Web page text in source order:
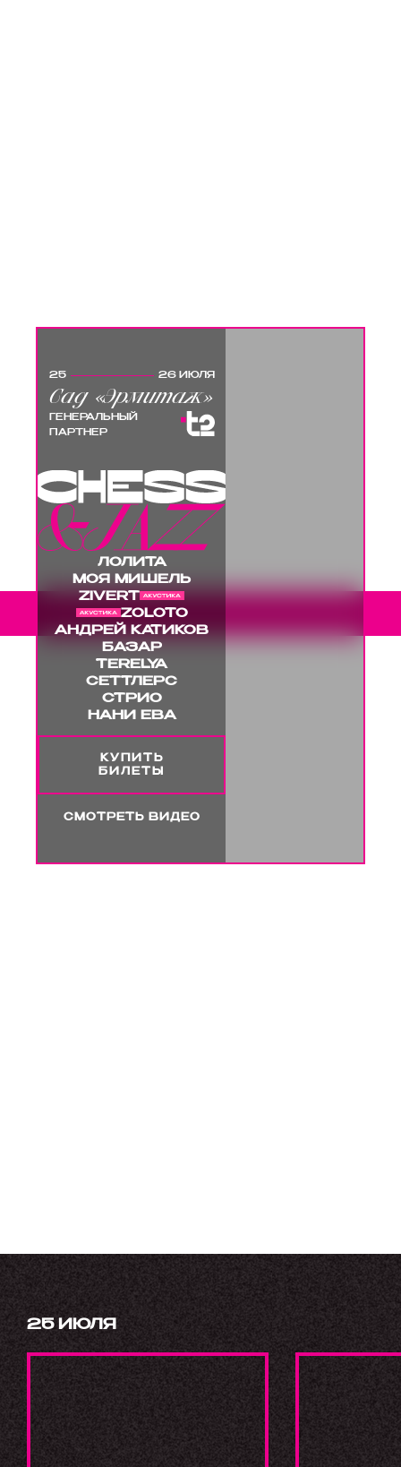
25 26 ИЮЛЯ
Сад «Эрмитаж»
ГЕНЕРАЛЬНЫЙ
ПАРТНЕР
ЛОЛИТА
МОЯ МИШЕЛЬ
ZIVERT
ZOLOTO
АНДРЕЙ КАТИКОВ
БАЗАР
TERELYA
СЕТТЛЕРС
СТРИО
НАНИ ЕВА
КУПИТЬ
БИЛЕТЫ
СМОТРЕТЬ ВИДЕО
25 ИЮЛЯ